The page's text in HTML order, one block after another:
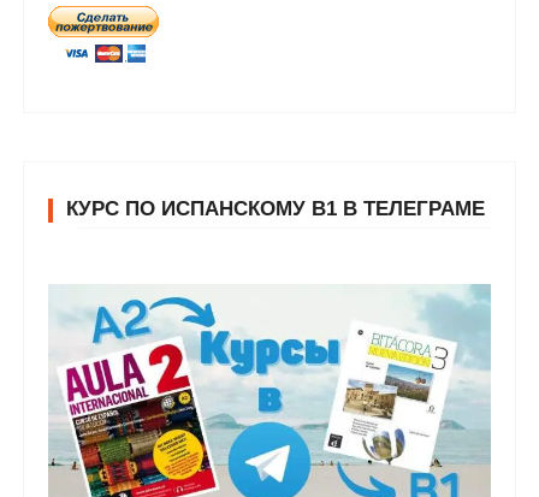
КУРС ПО ИСПАНСКОМУ В1 В ТЕЛЕГРАМЕ